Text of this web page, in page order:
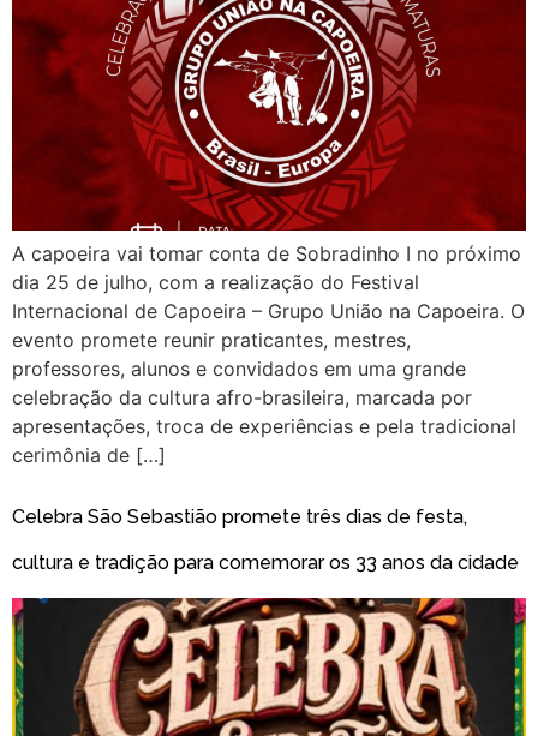
A capoeira vai tomar conta de Sobradinho I no próximo
dia 25 de julho, com a realização do Festival
Internacional de Capoeira – Grupo União na Capoeira. O
evento promete reunir praticantes, mestres,
professores, alunos e convidados em uma grande
celebração da cultura afro-brasileira, marcada por
apresentações, troca de experiências e pela tradicional
cerimônia de […]
Celebra São Sebastião promete três dias de festa,
cultura e tradição para comemorar os 33 anos da cidade